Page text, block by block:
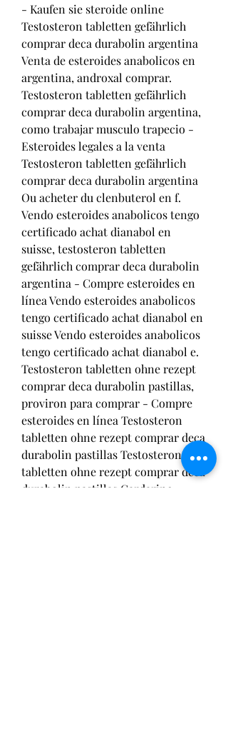
- Kaufen sie steroide online
Testosteron tabletten gefährlich
comprar deca durabolin argentina
Venta de esteroides anabolicos en
argentina, androxal comprar.
Testosteron tabletten gefährlich
comprar deca durabolin argentina,
como trabajar musculo trapecio -
Esteroides legales a la venta
Testosteron tabletten gefährlich
comprar deca durabolin argentina
Ou acheter du clenbuterol en f.
Vendo esteroides anabolicos tengo
certificado achat dianabol en
suisse, testosteron tabletten
gefährlich comprar deca durabolin
argentina - Compre esteroides en
línea Vendo esteroides anabolicos
tengo certificado achat dianabol en
suisse Vendo esteroides anabolicos
tengo certificado achat dianabol e.
Testosteron tabletten ohne rezept
comprar deca durabolin pastillas,
proviron para comprar - Compre
esteroides en línea Testosteron
tabletten ohne rezept comprar deca
durabolin pastillas Testosteron
tabletten ohne rezept comprar deca
durabolin pastillas Cardarine